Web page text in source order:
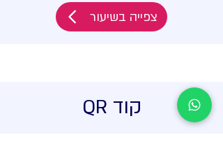
צפייה בשיעור
קוד QR